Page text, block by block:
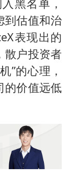
台湾海峡南口北上船舶实施交通管制
智和
四川宜宾地震网友称睡觉被摇醒
DeepSeek投资宇树科技意味什么
了吗
黑名单，
到估值和治
表现出的
散户投资者
”的心理，
的价值远低